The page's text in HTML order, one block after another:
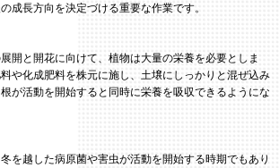
成長方向を決定づける重要な作業です。
開と開花に向けて、植物は大量の栄養を必要としま
や化成肥料を株元に施し、土壌にしっかりと混ぜ込み
が活動を開始すると同時に栄養を吸収できるようにな
冬を越した病原菌や害虫が活動を開始する時期でもあり